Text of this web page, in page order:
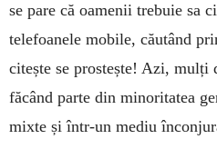
se pare că oamenii trebuie sa
telefoanele mobile, căutând
citește se prostește! Azi, mulți
făcând parte din minoritatea
mixte și într-un mediu